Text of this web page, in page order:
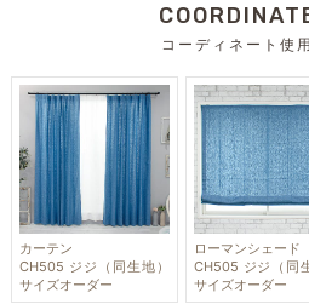
コーディネート使
カーテン
CH505 ジジ（同生地）
サイズオーダー
ローマンシェード
CH505 ジジ（同
サイズオーダー